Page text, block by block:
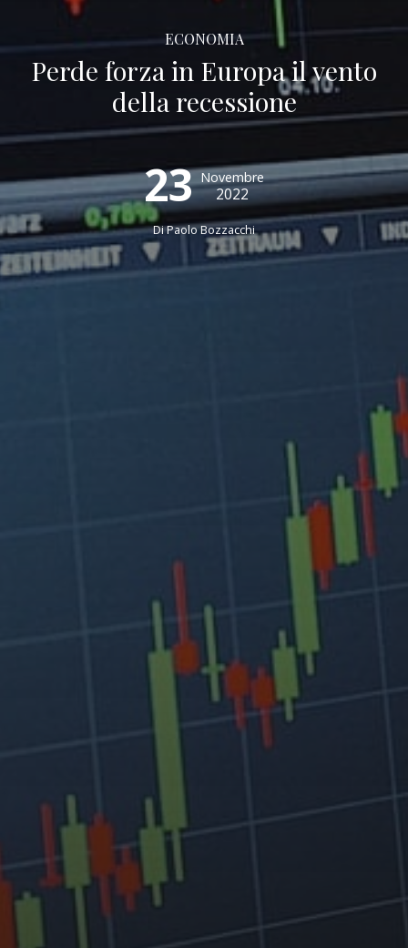
ECONOMIA
Perde forza in Europa il vento
della recessione
23 Novembre
2022
DiPaolo Bozzacchi